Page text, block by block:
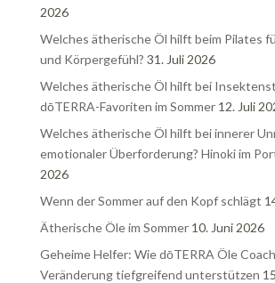
2026
Welches ätherische Öl hilft beim Pilates
und Körpergefühl? 31. Juli 2026
Welches ätherische Öl hilft bei
dōTERRA-Favoriten im Sommer 12. Juli
Welches ätherische Öl hilft bei innerer
emotionaler Überforderung? Hinoki im
2026
Wenn der Sommer auf den Kopf schlägt
Ätherische Öle im Sommer 10. Juni 2026
Geheime Helfer: Wie dōTERRA Öle
Veränderung tiefgreifend unterstützen